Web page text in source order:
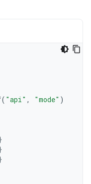
( "api" , "mode" )